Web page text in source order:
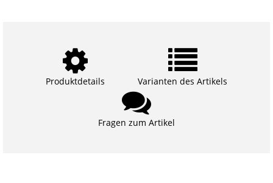
Produktdetails Varianten des Artikels
Fragen zum Artikel